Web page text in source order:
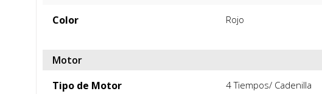
Color Rojo
Motor
Tipo de Motor
4 Tiempos/ Cadenilla